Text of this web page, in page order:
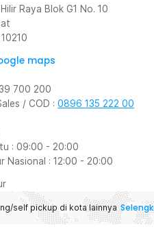
Raya Blok G1 No. 10
10210
maps
700 200
/ COD : 0896 135 222 00
: 09:00 - 20:00
Nasional : 12:00 - 20:00
self pickup di kota lainnya